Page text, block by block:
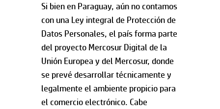
Si bien en Paraguay, aún no contamos
con una Ley integral de Protección de
Datos Personales, el país forma parte
del proyecto Mercosur Digital de la
Unión Europea y del Mercosur, donde
se prevé desarrollar técnicamente y
legalmente el ambiente propicio para
el comercio electrónico. Cabe